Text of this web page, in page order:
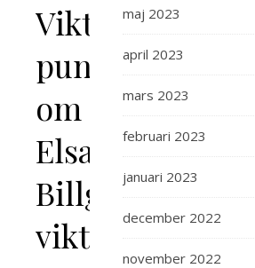
Viktiga
punkter
om
Elsa
Billgrens
vikt
maj 2023
april 2023
mars 2023
februari 2023
januari 2023
december 2022
november 2022